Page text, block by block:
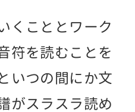
くこととワーク
符を読むことを
いつの間にか文
がスラスラ読め